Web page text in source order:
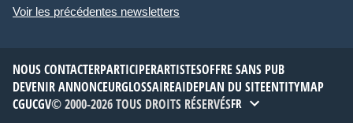
Voir les précédentes newsletters
NOUS CONTACTERPARTICIPERARTISTESOFFRE SANS PUB
DEVENIR ANNONCEURGLOSSAIREAIDEPLAN DU SITEENTITYMAP
CGUCGV© 2000-2026 TOUS DROITS RÉSERVÉSFR